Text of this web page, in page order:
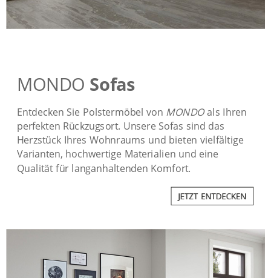
MONDO Sofas
Entdecken Sie Polstermöbel von MONDOals Ihren
perfekten Rückzugsort. Unsere Sofas sind das
Herzstück Ihres Wohnraums und bieten vielfältige
Varianten, hochwertige Materialien und eine
Qualität für langanhaltenden Komfort.